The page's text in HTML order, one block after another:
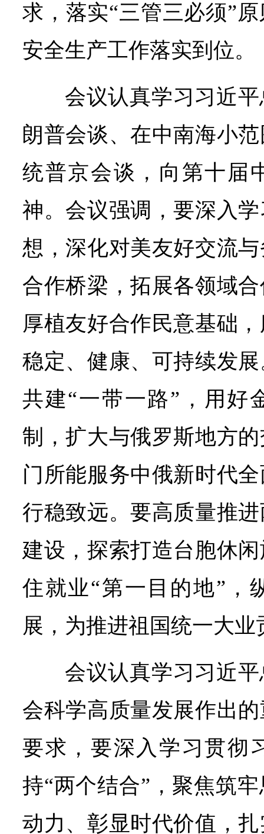
求，落实“三管三必须”
安全生产工作落实到位。
会议认真学习习近
朗普会谈、在中南海小
统普京会谈，向第十届
神。会议强调，要深入
想，深化对美友好交流
合作桥梁，拓展各领域
厚植友好合作民意基础
稳定、健康、可持续发
共建“一带一路”，用好
制，扩大与俄罗斯地方
门所能服务中俄新时代
行稳致远。要高质量推
建设，探索打造台胞休
住就业“第一目的地”，
展，为推进祖国统一大
会议认真学习习近
会科学高质量发展作出
要求，要深入学习贯彻
持“两个结合”，聚焦筑
动力、彰显时代价值，